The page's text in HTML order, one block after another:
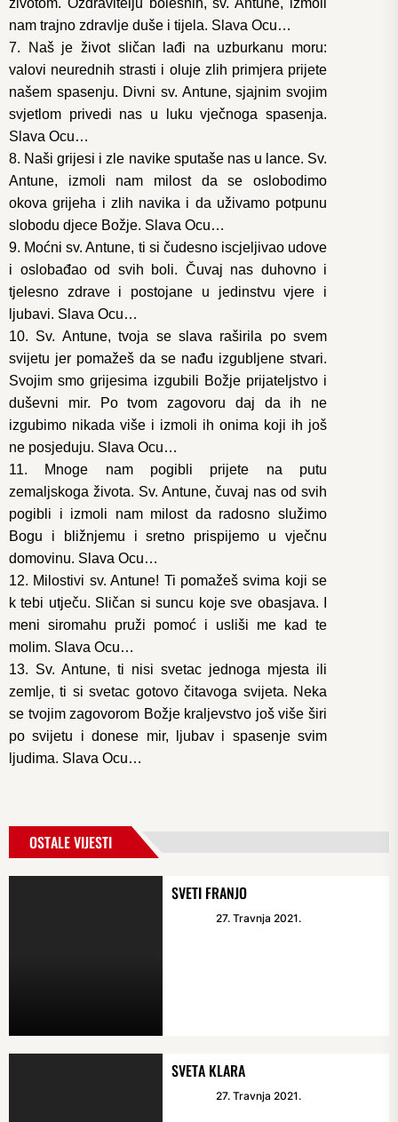
životom. Ozdravitelju bolesnih, sv. Antune, izmoli
nam trajno zdravlje duše i tijela. Slava Ocu…
7. Naš je život sličan lađi na uzburkanu moru:
valovi neurednih strasti i oluje zlih primjera prijete
našem spasenju. Divni sv. Antune, sjajnim svojim
svjetlom privedi nas u luku vječnoga spasenja.
Slava Ocu…
8. Naši grijesi i zle navike sputaše nas u lance. Sv.
Antune, izmoli nam milost da se oslobodimo
okova grijeha i zlih navika i da uživamo potpunu
slobodu djece Božje. Slava Ocu…
9. Moćni sv. Antune, ti si čudesno iscjeljivao udove
i oslobađao od svih boli. Čuvaj nas duhovno i
tjelesno zdrave i postojane u jedinstvu vjere i
ljubavi. Slava Ocu…
10. Sv. Antune, tvoja se slava raširila po svem
svijetu jer pomažeš da se nađu izgubljene stvari.
Svojim smo grijesima izgubili Božje prijateljstvo i
duševni mir. Po tvom zagovoru daj da ih ne
izgubimo nikada više i izmoli ih onima koji ih još
ne posjeduju. Slava Ocu…
11. Mnoge nam pogibli prijete na putu
zemaljskoga života. Sv. Antune, čuvaj nas od svih
pogibli i izmoli nam milost da radosno služimo
Bogu i bližnjemu i sretno prispijemo u vječnu
domovinu. Slava Ocu…
12. Milostivi sv. Antune! Ti pomažeš svima koji se
k tebi utječu. Sličan si suncu koje sve obasjava. I
meni siromahu pruži pomoć i usliši me kad te
molim. Slava Ocu…
13. Sv. Antune, ti nisi svetac jednoga mjesta ili
zemlje, ti si svetac gotovo čitavoga svijeta. Neka
se tvojim zagovorom Božje kraljevstvo još više širi
po svijetu i donese mir, ljubav i spasenje svim
ljudima. Slava Ocu…
OSTALE VIJESTI
SVETI FRANJO
27. Travnja 2021.
SVETA KLARA
27. Travnja 2021.